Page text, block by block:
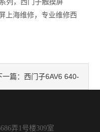
列，西门子触摸屏
上海维修，专业维修西
一篇： 西门子6AV6 640-
弄1号楼309室